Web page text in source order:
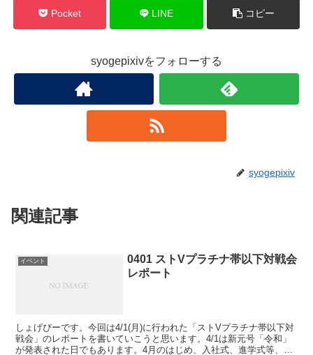
Pocket LINE コピー
syogepixivをフォローする
syogepixiv
関連記事
イベント
0401 ストVプラチナ帯以下対戦会
レポート
しょげぴーです。今回は4/1(月)に行われた「ストVプラチナ帯以下対
戦会」のレポートを書いていこうと思います。4/1は新元号「令和」
が発表された日でもあります。4月のはじめ、入社式、進学式等、イ